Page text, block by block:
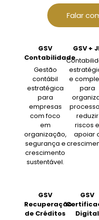
Falar
GSV
Contabilidade
Gestão
contábil
estratégica
para
empresas
com foco
em
organização,
segurança e
crescimento
sustentável.
GSV +
e
para
reduzir
riscos e
apoiar
GSV
Recuperação
de Créditos
GSV
Digital